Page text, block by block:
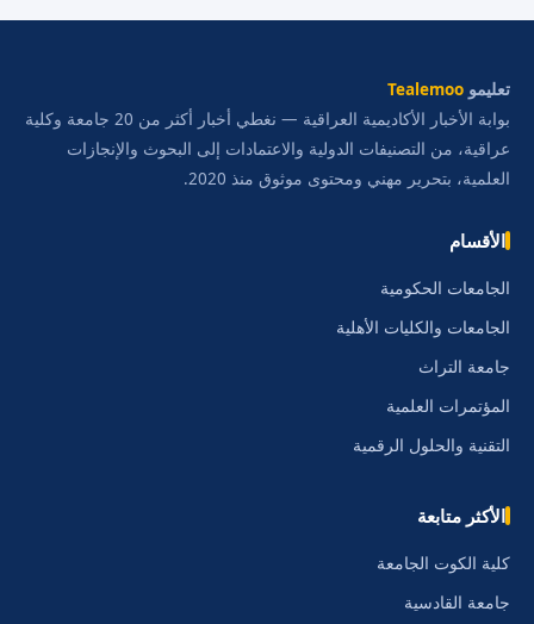
تعليمو Tealemoo
بوابة الأخبار الأكاديمية العراقية — نغطي أخبار أكثر من 20 جامعة وكلية
عراقية، من التصنيفات الدولية والاعتمادات إلى البحوث والإنجازات
العلمية، بتحرير مهني ومحتوى موثوق منذ 2020.
الأقسام
الجامعات الحكومية
الجامعات والكليات الأهلية
جامعة التراث
المؤتمرات العلمية
التقنية والحلول الرقمية
الأكثر متابعة
كلية الكوت الجامعة
جامعة القادسية